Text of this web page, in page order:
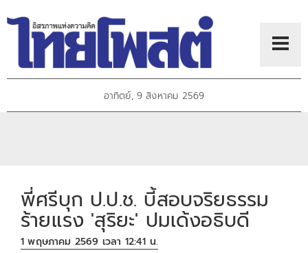
อาทิตย์, 9 สิงหาคม 2569
พี่ศรีบุก ป.ป.ช. บี้สอบจริยธรรม
ร้ายแรง 'สุริยะ' ปมเด้งอธิบดี
1 พฤษภาคม 2569 เวลา 12:41 น.